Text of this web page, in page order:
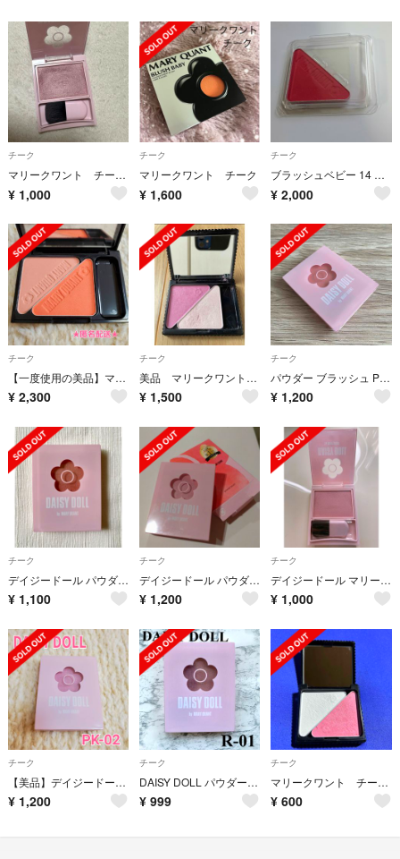
チーク
マリークワント チーク
¥ 1,000
チーク
マリークワント チーク
¥ 1,600
チーク
ブラッシュベビー 14 チーク マリークワント
¥ 2,000
チーク
【一度使用の美品】マリークヮント ブラッシュベビー チーク 2色セット
¥ 2,300
チーク
美品 マリークワント チーク
¥ 1,500
チーク
パウダー ブラッシュ PK-01
¥ 1,200
チーク
デイジードール パウダーブラッシュ O-02(8.3g)
¥ 1,100
チーク
デイジードール パウダーブラッシュ PK-02(8.3g)
¥ 1,200
チーク
デイジードール マリークヮント パウダーブラッシュ PK-02 チーク
¥ 1,000
チーク
【美品】デイジードール マリークヮント パウダーブラッシュ PK-02 チーク
¥ 1,200
チーク
DAISY DOLL パウダーブラッシュ R-01
¥ 999
チーク
マリークワント チーク＆ハイライト ケース セット
¥ 600